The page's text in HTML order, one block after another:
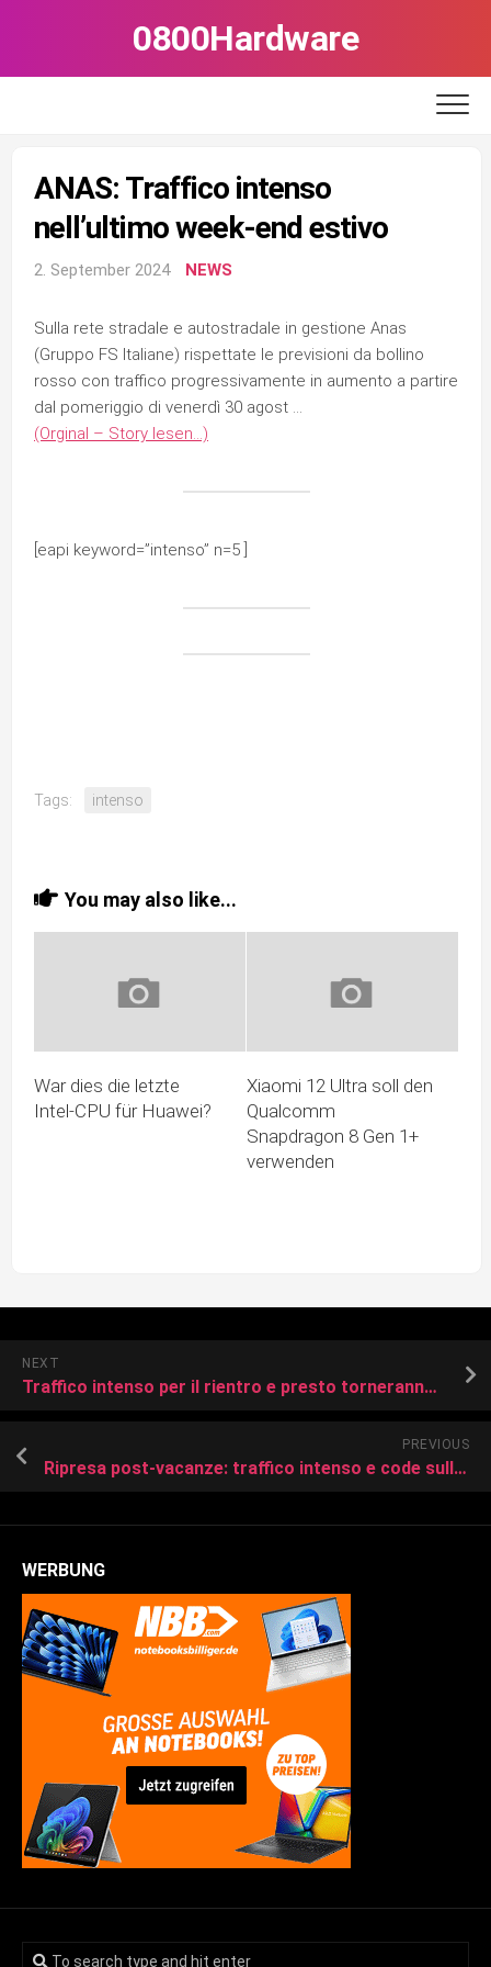
0800Hardware
ANAS: Traffico intenso
nell’ultimo week-end estivo
2. September 2024 NEWS
Sulla rete stradale e autostradale in gestione Anas
(Gruppo FS Italiane) rispettate le previsioni da bollino
rosso con traffico progressivamente in aumento a partire
dal pomeriggio di venerdì 30 agost …
(Orginal – Story lesen…)
[eapi keyword=”intenso” n=5 ]
Tags: intenso
You may also like...
War dies die letzte
Intel-CPU für Huawei?
Xiaomi 12 Ultra soll den
Qualcomm
Snapdragon 8 Gen 1+
verwenden
NEXT
Traffico intenso per il rientro e presto torneranno i cantieri
PREVIOUS
Ripresa post-vacanze: traffico intenso e code sull’Autostrada dei Laghi
WERBUNG